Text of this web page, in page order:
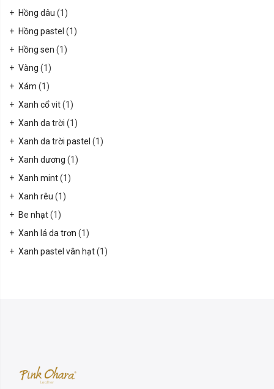
Hồng dâu (1)
Hồng pastel (1)
Hồng sen (1)
Vàng (1)
Xám (1)
Xanh cổ vit(1)
Xanh da trời (1)
Xanh da trời pastel (1)
Xanh dương (1)
Xanh mint(1)
Xanh rêu (1)
Be nhạt(1)
Xanh lá da trơn (1)
Xanh pastel vân hạt(1)